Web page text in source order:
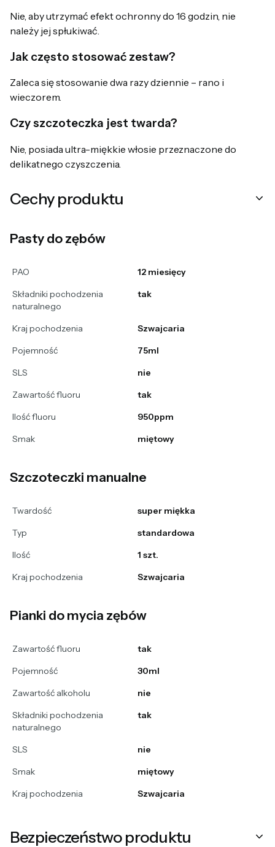
Nie, aby utrzymać efekt ochronny do 16 godzin, nie
należy jej spłukiwać.
Jak często stosować zestaw?
Zaleca się stosowanie dwa razy dziennie – rano i
wieczorem.
Czy szczoteczka jest twarda?
Nie, posiada ultra-miękkie włosie przeznaczone do
delikatnego czyszczenia.
Cechy produktu
Pasty do zębów
PAO
12 miesięcy
Składniki pochodzenia
naturalnego
tak
Kraj pochodzenia
Szwajcaria
Pojemność
75ml
SLS
nie
Zawartość fluoru
tak
Ilość fluoru
950ppm
Smak
miętowy
Szczoteczki manualne
Twardość
super miękka
Typ
standardowa
Ilość
1 szt.
Kraj pochodzenia
Szwajcaria
Pianki do mycia zębów
Zawartość fluoru
tak
Pojemność
30ml
Zawartość alkoholu
nie
Składniki pochodzenia
naturalnego
tak
SLS
nie
Smak
miętowy
Kraj pochodzenia
Szwajcaria
Bezpieczeństwo produktu